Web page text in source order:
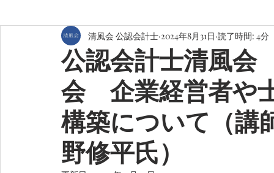
公認会計士清風
会 企業経営者や
構築について（講
野修平氏）
清風会 公認会計士 2024年8月31日 読了時間: 4分